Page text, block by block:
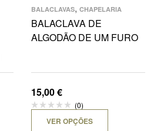
BALACLAVAS, CHAPELARIA
BALACLAVA DE
ALGODÃO DE UM FURO
15,00€
(0)
VER OPÇÕES